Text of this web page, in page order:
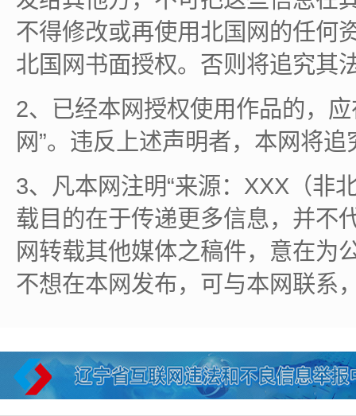
不得修改或再使用北国网的任何
北国网书面授权。否则将追究其
2、已经本网授权使用作品的，
网”。违反上述声明者，本网将
3、凡本网注明“来源：XXX（非
载目的在于传递更多信息，并不
网转载其他媒体之稿件，意在为
不想在本网发布，可与本网联系